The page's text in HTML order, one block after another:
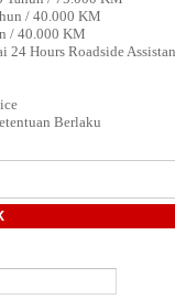
/ 40.000 KM
/ 40.000 KM
24 Hours Roadside
Berlaku